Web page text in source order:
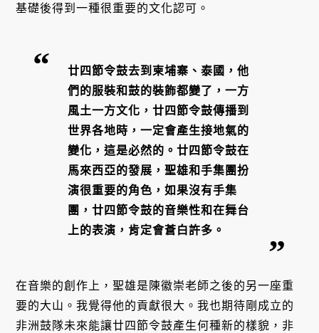
基礎後得到一種很重要的文化認可。
廿四節令鼓去到柬埔寨、泰國，他
們的服裝和鼓的裝飾都變了，一方
風土一方文化，廿四節令鼓傳播到
世界各地時，一定會產生接地氣的
變化，這是必然的。廿四節令鼓在
馬來西亞的發展，聖雄和手集團扮
演很重要的角色，如果沒有手集
團，廿四節令鼓的音樂性和在舞台
上的表演，肯定會蒼白許多。
在音樂的創作上，聖雄是陳徽崇老師之後的另一座重
要的大山。我覺得他的貢獻很大。我也期待剛成立的
非洲鼓隊未來能讓廿四節令鼓產生何種新的樣貌，非